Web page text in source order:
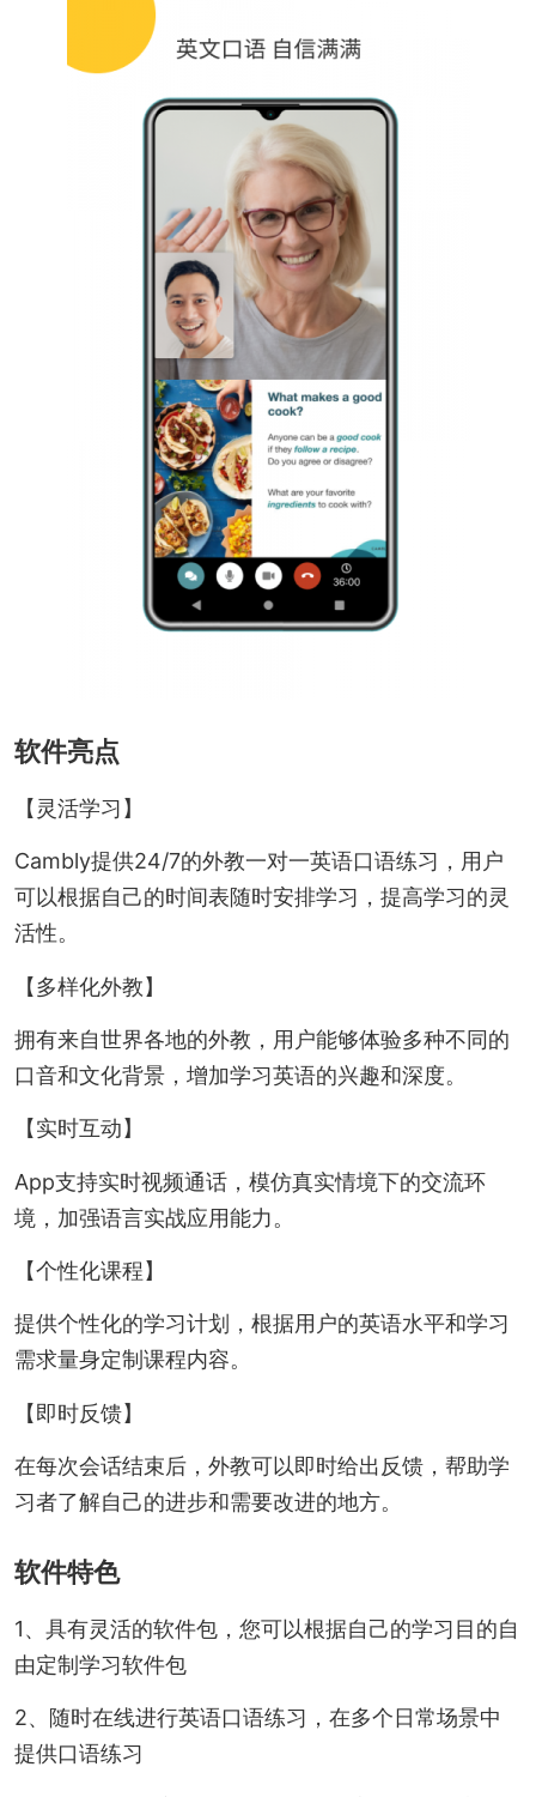
软件亮点
【灵活学习】
Cambly提供24/7的外教一对一英语口语练习，用户
可以根据自己的时间表随时安排学习，提高学习的灵
活性。
【多样化外教】
拥有来自世界各地的外教，用户能够体验多种不同的
口音和文化背景，增加学习英语的兴趣和深度。
【实时互动】
App支持实时视频通话，模仿真实情境下的交流环
境，加强语言实战应用能力。
【个性化课程】
提供个性化的学习计划，根据用户的英语水平和学习
需求量身定制课程内容。
【即时反馈】
在每次会话结束后，外教可以即时给出反馈，帮助学
习者了解自己的进步和需要改进的地方。
软件特色
1、具有灵活的软件包，您可以根据自己的学习目的自
由定制学习软件包
2、随时在线进行英语口语练习，在多个日常场景中
提供口语练习